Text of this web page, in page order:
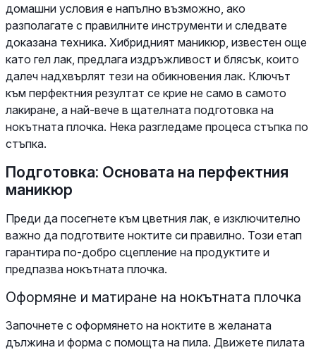
домашни условия е напълно възможно, ако
разполагате с правилните инструменти и следвате
доказана техника. Хибридният маникюр, известен още
като гел лак, предлага издръжливост и блясък, които
далеч надхвърлят тези на обикновения лак. Ключът
към перфектния резултат се крие не само в самото
лакиране, а най-вече в щателната подготовка на
нокътната плочка. Нека разгледаме процеса стъпка по
стъпка.
Подготовка: Основата на перфектния
маникюр
Преди да посегнете към цветния лак, е изключително
важно да подготвите ноктите си правилно. Този етап
гарантира по-добро сцепление на продуктите и
предпазва нокътната плочка.
Оформяне и матиране на нокътната плочка
Започнете с оформянето на ноктите в желаната
дължина и форма с помощта на пила. Движете пилата